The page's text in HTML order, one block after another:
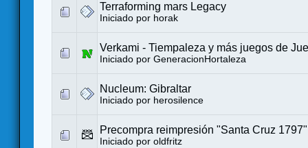
Terraforming mars Legacy
Iniciado por horak
Verkami - Tiempaleza y más juegos de
Iniciado por GeneracionHortaleza
Nucleum: Gibraltar
Iniciado por herosilence
Precompra reimpresión "Santa Cruz 1797"
Iniciado por oldfritz